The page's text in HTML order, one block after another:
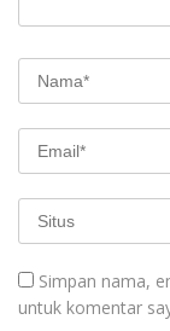
Simpan nama,
untuk komentar